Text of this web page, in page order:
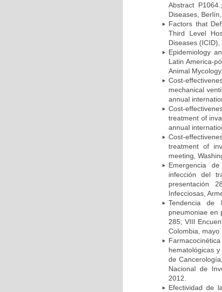
Abstract
Diseases,
Factors that
Third Level
Diseases
Epidemiology
Latin America-
Animal
Cost-
mechanical
annual
Cost-
treatment of
annual
Cost-
treatment of
meeting,
Emergencia
infección del
presentación
Infecciosas,
Tendencia de
pneumoniae en
285; VIII
Colombia, mayo
hematológicas
de
Nacional de
2012.
Efectividad de